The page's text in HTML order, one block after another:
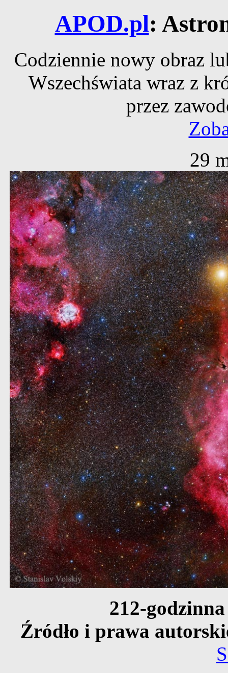
APOD.pl:
Codziennie nowy obraz
Wszechświata wraz z
przez
29
212-
Źródło i prawa